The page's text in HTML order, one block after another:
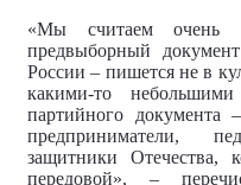
«Мы считаем очень
предвыборный
России – пишется не в
какими-то
партийного документа
предприниматели,
защитники Отечества,
передовой», –